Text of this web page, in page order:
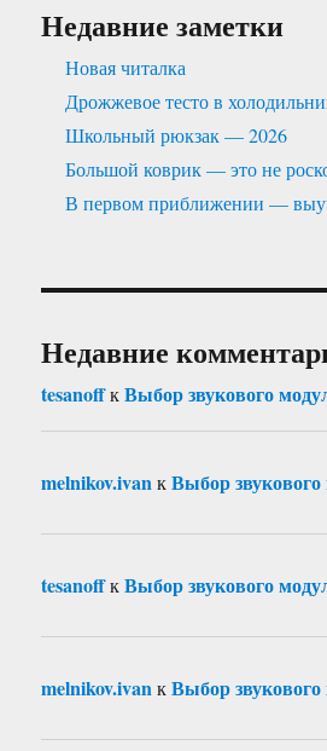
Недавние заметки
Новая читалка
Дрожжевое тесто в
Школьный рюкзак — 2026
Большой коврик — это не
В первом приближении —
Недавние
tesanoffкВыбор звукового
melnikov.ivanкВыбор звукового
tesanoffкВыбор звукового
melnikov.ivanкВыбор звукового